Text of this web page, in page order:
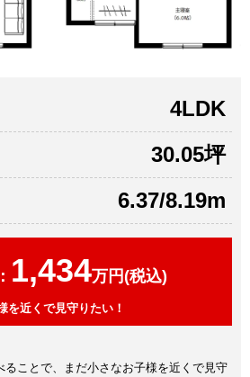
4LDK
30.05坪
6.37/8.19m
1,434万円(税込)
を近くで見守りたい！
ることで、まだ小さなお子様を近くで見守